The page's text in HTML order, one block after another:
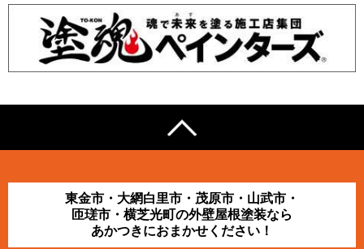
東金市・大網白里市・茂原市・山武市・
匝瑳市・横芝光町の外壁屋根塗装なら
あかつきにおまかせください！